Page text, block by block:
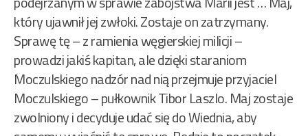
który ujawnił jej zwłoki. Zostaje on zatrzymany.
Sprawę tę – z ramienia węgierskiej milicji –
prowadzi jakiś kapitan, ale dzięki staraniom
Moczulskiego nadzór nad nią przejmuje przyjaciel
Moczulskiego – pułkownik Tibor Laszlo. Maj zostaje
zwolniony i decyduje udać się do Wiednia, aby